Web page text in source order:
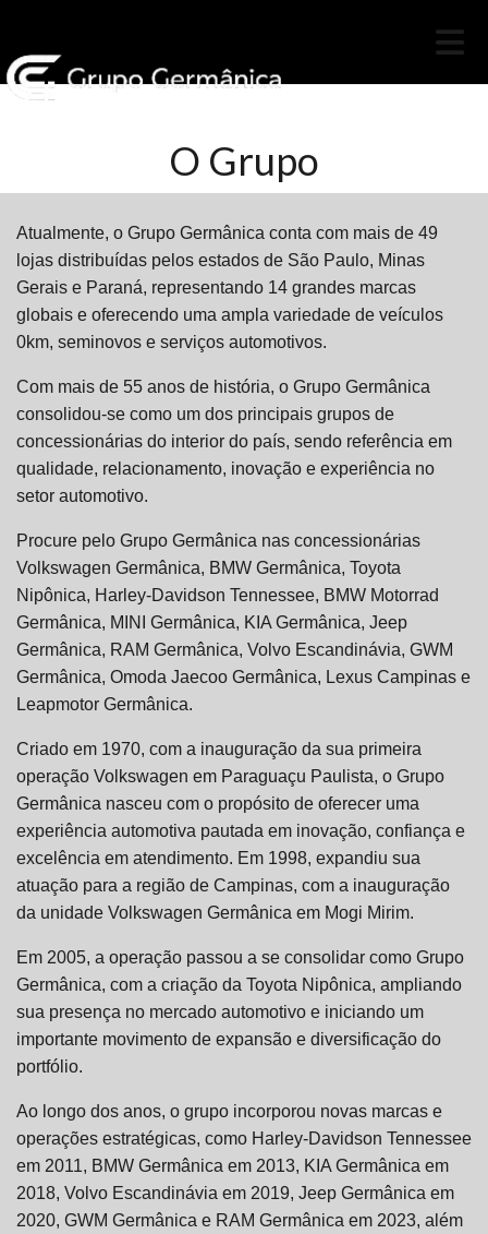
O Grupo
Atualmente, o Grupo Germânica conta com mais de 49
lojas distribuídas pelos estados de São Paulo, Minas
Gerais e Paraná, representando 14 grandes marcas
globais e oferecendo uma ampla variedade de veículos
0km, seminovos e serviços automotivos.
Com mais de 55 anos de história, o Grupo Germânica
consolidou-se como um dos principais grupos de
concessionárias do interior do país, sendo referência em
qualidade, relacionamento, inovação e experiência no
setor automotivo.
Procure pelo Grupo Germânica nas concessionárias
Volkswagen Germânica, BMW Germânica, Toyota
Nipônica, Harley-Davidson Tennessee, BMW Motorrad
Germânica, MINI Germânica, KIA Germânica, Jeep
Germânica, RAM Germânica, Volvo Escandinávia, GWM
Germânica, Omoda Jaecoo Germânica, Lexus Campinas e
Leapmotor Germânica.
Criado em 1970, com a inauguração da sua primeira
operação Volkswagen em Paraguaçu Paulista, o Grupo
Germânica nasceu com o propósito de oferecer uma
experiência automotiva pautada em inovação, confiança e
excelência em atendimento. Em 1998, expandiu sua
atuação para a região de Campinas, com a inauguração
da unidade Volkswagen Germânica em Mogi Mirim.
Em 2005, a operação passou a se consolidar como Grupo
Germânica, com a criação da Toyota Nipônica, ampliando
sua presença no mercado automotivo e iniciando um
importante movimento de expansão e diversificação do
portfólio.
Ao longo dos anos, o grupo incorporou novas marcas e
operações estratégicas, como Harley-Davidson Tennessee
em 2011, BMW Germânica em 2013, KIA Germânica em
2018, Volvo Escandinávia em 2019, Jeep Germânica em
2020, GWM Germânica e RAM Germânica em 2023, além